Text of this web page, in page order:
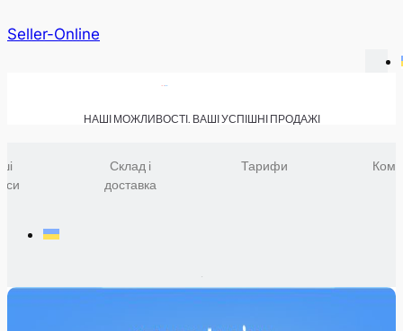
Seller-Online
НАШІ МОЖЛИВОСТІ. ВАШІ УСПІШНІ ПРОДАЖІ
Склад і
доставка
Тарифи